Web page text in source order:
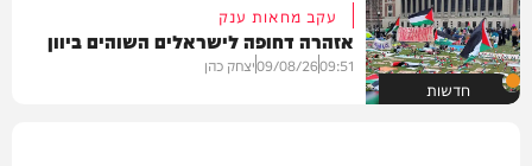
חדשות
עקב מחאות ענק
אזהרה דחופה לישראלים השוהים ביוון
09:51
09/08/26יצחק כהן